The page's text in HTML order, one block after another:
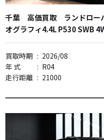
千葉 高価買取 ランドロー
オグラフィ4.4L P530 SWB
買取時期 : 2026/08
年 式
: R04
走行距離 : 21000